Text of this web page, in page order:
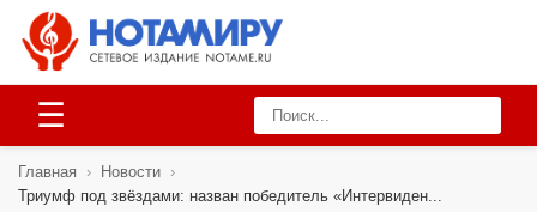
☰
Главная › Новости ›
Триумф под звёздами: назван победитель «Интервиден...